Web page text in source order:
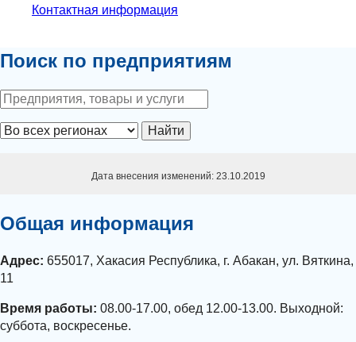
Контактная информация
Поиск по предприятиям
Найти
Дата внесения изменений: 23.10.2019
Общая информация
Адрес: 655017, Хакасия Республика, г. Абакан, ул. Вяткина,
11
Время работы: 08.00-17.00, обед 12.00-13.00. Выходной:
суббота, воскресенье.